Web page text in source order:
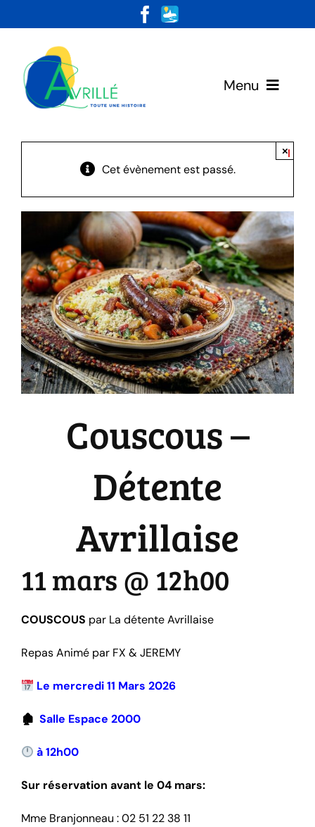
to
Menu
Vivre & Habiter
Loisirs & Découvertes
Cet évènement est passé.
×
Couscous –
Détente
Avrillaise
11 mars @ 12h00
COUSCOUS par La détente Avrillaise
Repas Animé par FX & JEREMY
Le mercredi 11 Mars 2026
🏚 Salle Espace 2000
à 12h00
Sur réservation avant le 04 mars:
Mme Branjonneau : 02 51 22 38 11